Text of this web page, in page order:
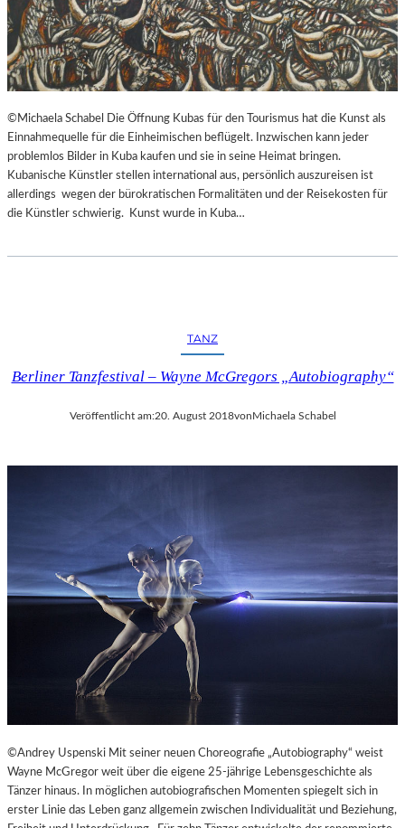
©Michaela Schabel Die Öffnung Kubas für den Tourismus hat die Kunst als
Einnahmequelle für die Einheimischen beflügelt. Inzwischen kann jeder
problemlos Bilder in Kuba kaufen und sie in seine Heimat bringen.
Kubanische Künstler stellen international aus, persönlich auszureisen ist
allerdings wegen der bürokratischen Formalitäten und der Reisekosten für
die Künstler schwierig. Kunst wurde in Kuba…
TANZ
Berliner Tanzfestival – Wayne McGregors „Autobiography“
Veröffentlicht am:20. August 2018von Michaela Schabel
©Andrey Uspenski Mit seiner neuen Choreografie „Autobiography“ weist
Wayne McGregor weit über die eigene 25-jährige Lebensgeschichte als
Tänzer hinaus. In möglichen autobiografischen Momenten spiegelt sich in
erster Linie das Leben ganz allgemein zwischen Individualität und Beziehung,